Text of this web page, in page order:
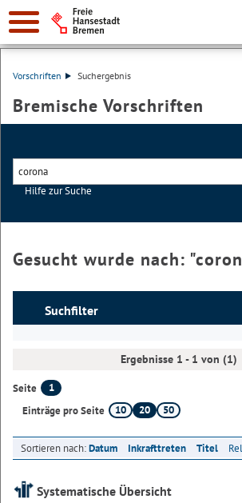
Vorschriften Suchergebnis
Bremische Vorschriften
Hilfe zur Suche
Gesucht wurde nach: "
Suchfilter
Ergebnisse 1 - 1 von (1)
Seite
1
Einträge pro Seite
10 20 50
Sortieren nach:Datum Inkrafttreten Titel
Systematische Übersicht